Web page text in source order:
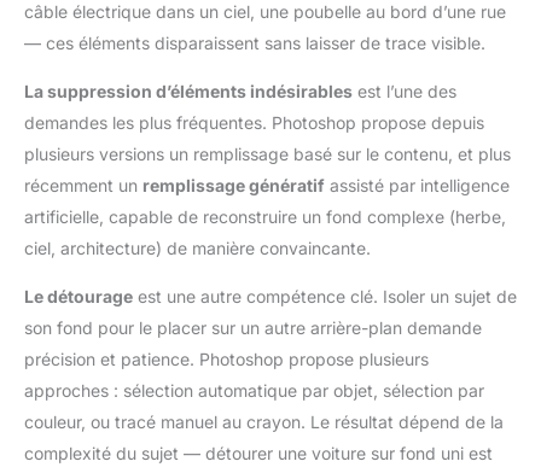
câble électrique dans un ciel, une poubelle au bord d’une rue
— ces éléments disparaissent sans laisser de trace visible.
La suppression d’éléments indésirables est l’une des
demandes les plus fréquentes. Photoshop propose depuis
plusieurs versions un remplissage basé sur le contenu, et plus
récemment un remplissage génératif assisté par intelligence
artificielle, capable de reconstruire un fond complexe (herbe,
ciel, architecture) de manière convaincante.
Le détourage est une autre compétence clé. Isoler un sujet de
son fond pour le placer sur un autre arrière-plan demande
précision et patience. Photoshop propose plusieurs
approches : sélection automatique par objet, sélection par
couleur, ou tracé manuel au crayon. Le résultat dépend de la
complexité du sujet — détourer une voiture sur fond uni est